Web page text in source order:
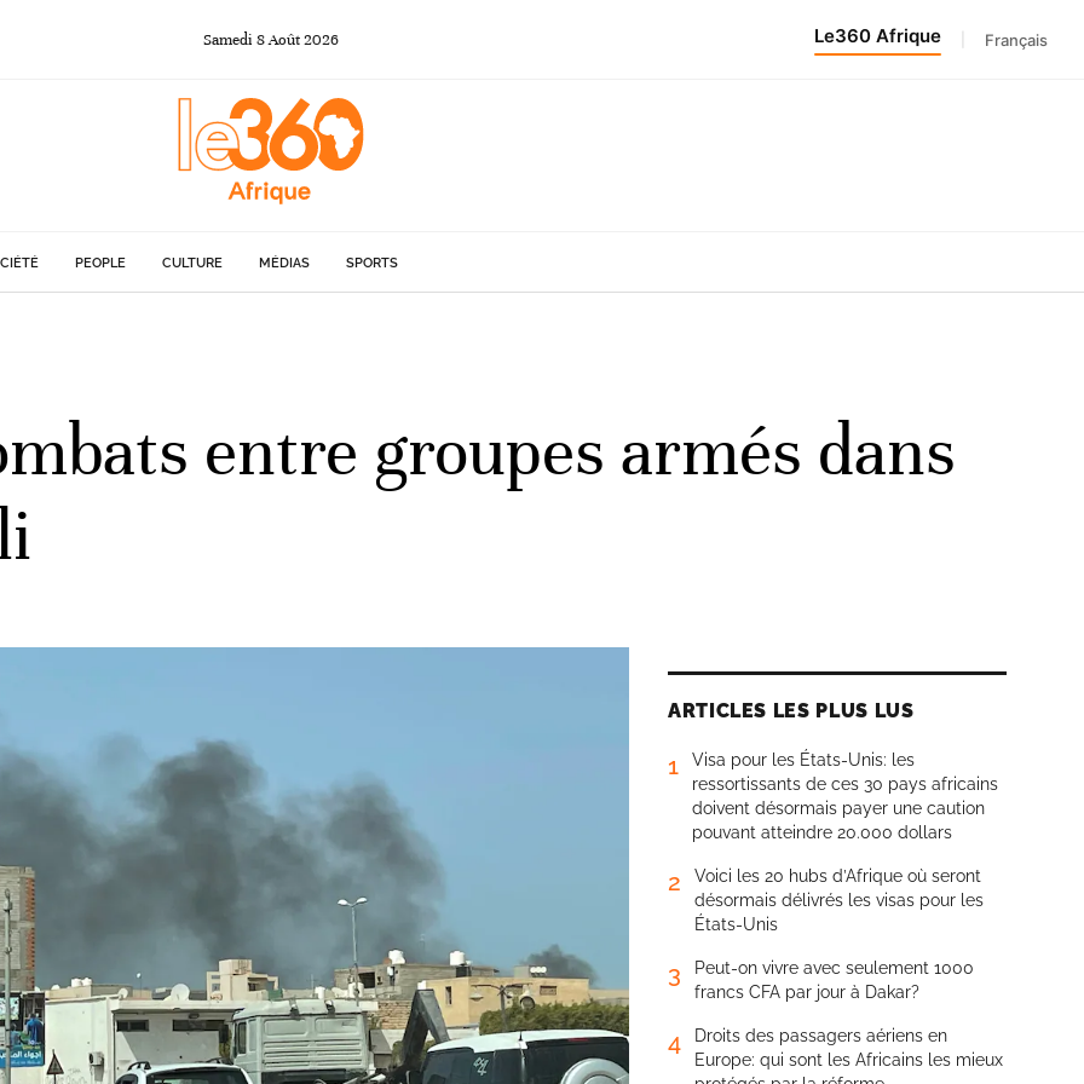
Samedi 8Août2026 Le360 Afrique Français
PEOPLE CULTURE MÉDIAS SPORTS
entre groupes armés dans
ARTICLES LES PLUS LUS
1
Visa pour les États-Unis: les
ressortissants de ces 30 pays africains
doivent désormais payer une caution
pouvant atteindre 20.000 dollars
2
Voici les 20 hubs d’Afrique où seront
désormais délivrés les visas pour les
États-Unis
3
Peut-on vivre avec seulement 1000
francs CFA par jour à Dakar?
4
Droits des passagers aériens en
Europe: qui sont les Africains les mieux